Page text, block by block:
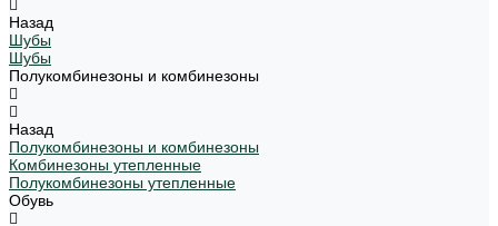
Назад
Шубы
Шубы
Полукомбинезоны и комбинезоны
Назад
Полукомбинезоны и комбинезоны
Комбинезоны утепленные
Полукомбинезоны утепленные
Обувь